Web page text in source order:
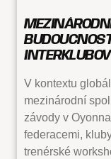
V kontextu
mezinárodní
závody v
federacemi,
trenérské